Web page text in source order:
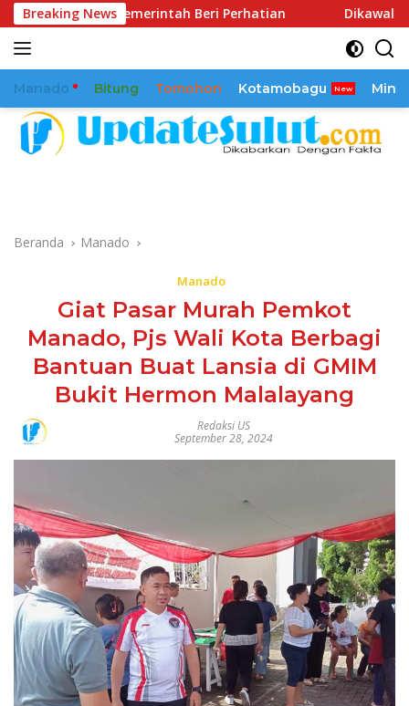
Langsung
ke
konten
Breaking News
Pemerintah Beri Perhatian Dikawal Sejak 2025,
Manado Bitung Tomohon Kotamobagu
Beranda Manado
Manado
Giat Pasar Murah Pemkot
Manado, Pjs Wali Kota Berbagi
Bantuan Buat Lansia di GMIM
Bukit Hermon Malalayang
Redaksi US
September 28, 2024